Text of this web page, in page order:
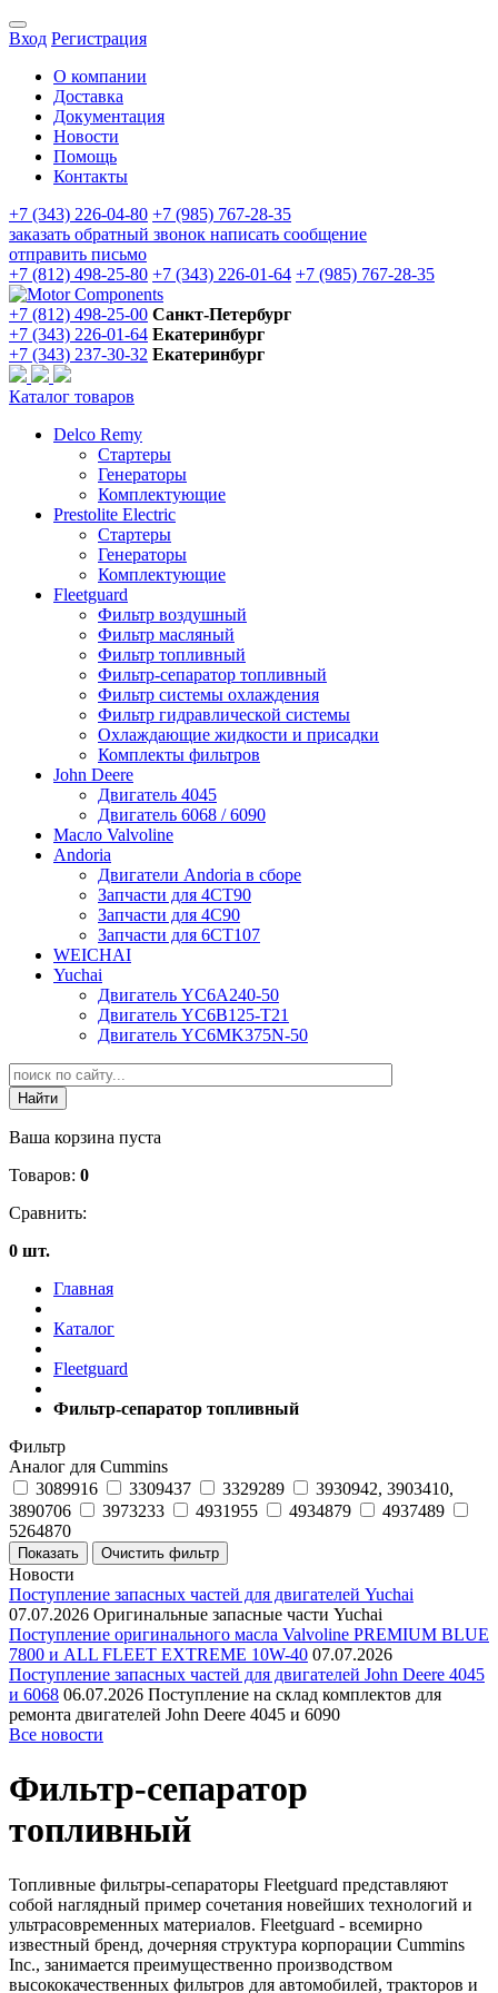
Вход Регистрация
О компании
Доставка
Документация
Новости
Помощь
Контакты
+7 (343) 226-04-80 +7 (985) 767-28-35
заказать обратный звонок написать сообщение
отправить письмо
+7 (812) 498-25-80 +7 (343) 226-01-64 +7 (985) 767-28-35
+7 (812) 498-25-00 Санкт-Петербург
+7 (343) 226-01-64 Екатеринбург
+7 (343) 237-30-32 Екатеринбург
Каталог товаров
Delco Remy
Стартеры
Генераторы
Комплектующие
Prestolite Electric
Стартеры
Генераторы
Комплектующие
Fleetguard
Фильтр воздушный
Фильтр масляный
Фильтр топливный
Фильтр-сепаратор топливный
Фильтр системы охлаждения
Фильтр гидравлической системы
Охлаждающие жидкости и присадки
Комплекты фильтров
John Deere
Двигатель 4045
Двигатель 6068 / 6090
Масло Valvoline
Andoria
Двигатели Andoria в сборе
Запчасти для 4CT90
Запчасти для 4С90
Запчасти для 6CT107
WEICHAI
Yuchai
Двигатель YC6A240-50
Двигатель YC6B125-T21
Двигатель YC6MK375N-50
Ваша корзина пуста
Товаров: 0
Сравнить:
0 шт.
Главная
Каталог
Fleetguard
Фильтр-сепаратор топливный
Фильтр
Аналог для Cummins
3089916
3309437 3329289
3930942, 3903410,
3890706
3973233 4931955 4934879
4937489
5264870
Новости
Поступление запасных частей для двигателей Yuchai
07.07.2026 Оригинальные запасные части Yuchai
Поступление оригинального масла Valvoline PREMIUM BLUE
7800 и ALL FLEET EXTREME 10W-40 07.07.2026
Поступление запасных частей для двигателей John Deere 4045
и 6068 06.07.2026 Поступление на склад комплектов для
ремонта двигателей John Deere 4045 и 6090
Все новости
Фильтр-сепаратор
топливный
Топливные фильтры-сепараторы Fleetguard представляют
собой наглядный пример сочетания новейших технологий и
ультрасовременных материалов. Fleetguard - всемирно
известный бренд, дочерняя структура корпорации Cummins
Inc., занимается преимущественно производством
высококачественных фильтров для автомобилей, тракторов и